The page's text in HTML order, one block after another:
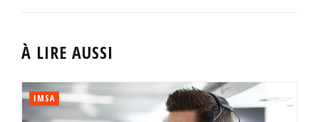
À LIRE AUSSI
IMSA